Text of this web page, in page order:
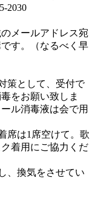
2030
メールアドレス宛
す。（なるべく早
策として、受付で
をお願い致しま
ル消毒液は会で用
席は1席空けて。歌
着用にご協力くだ
、換気をさせてい